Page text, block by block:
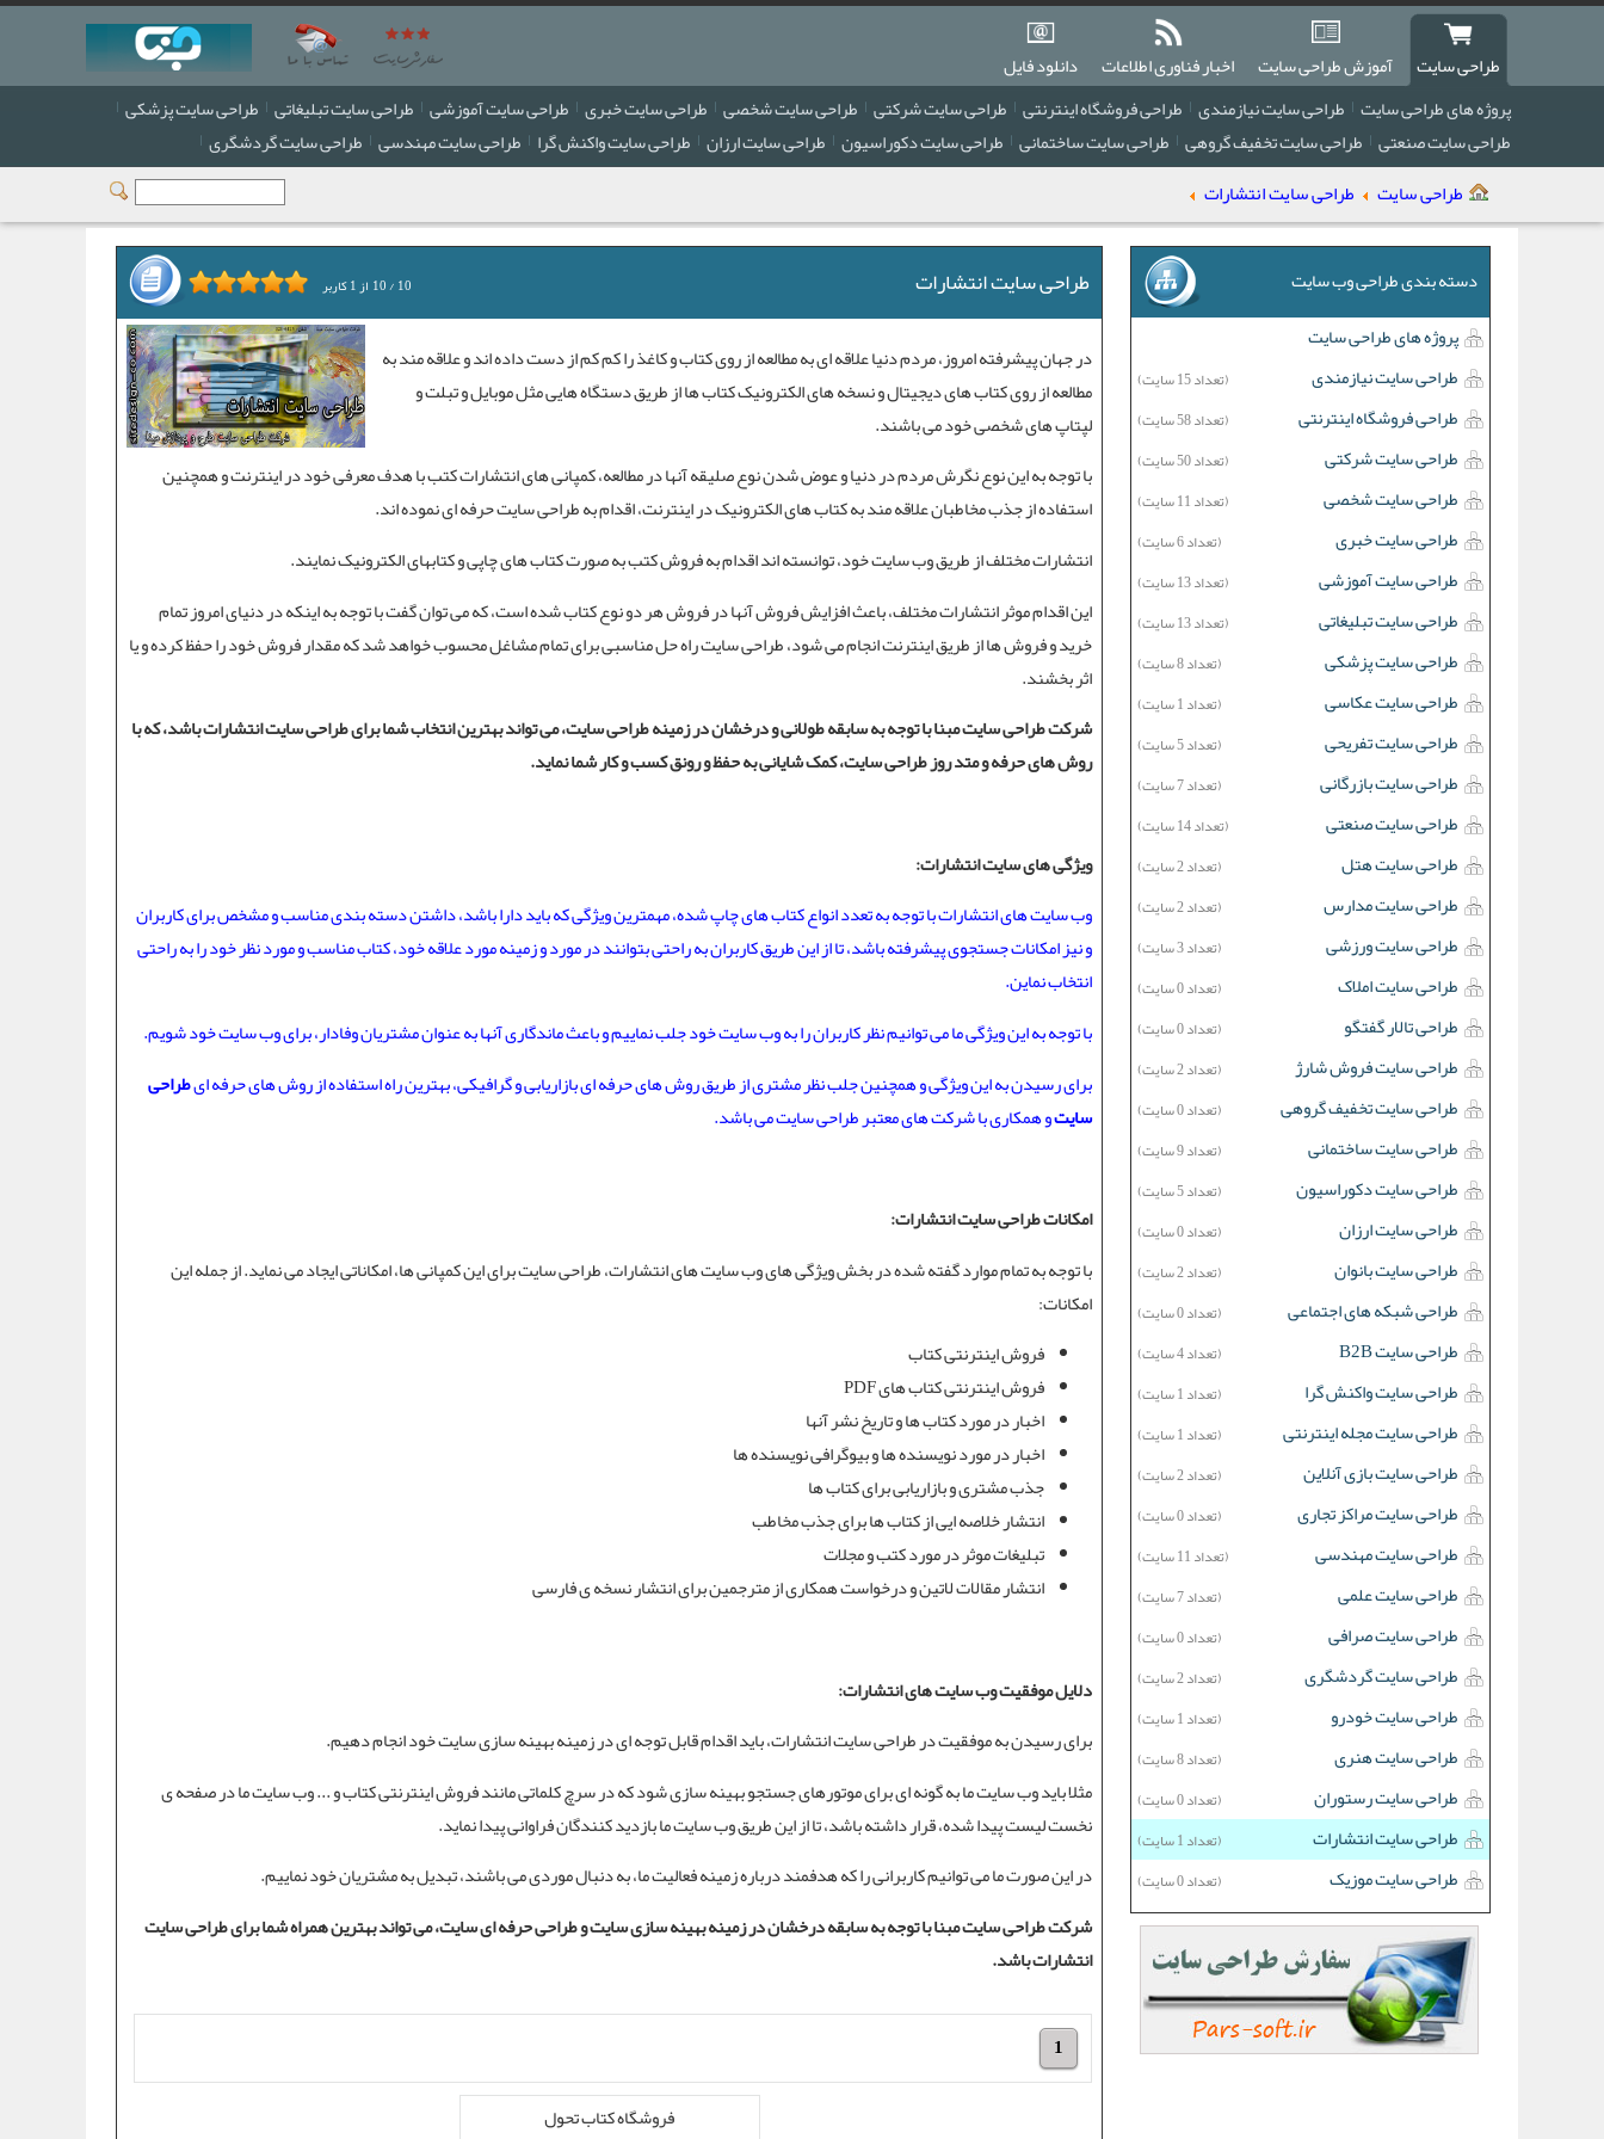
طراحی سایت آموزش طراحی سایت اخبار فناوری اطلاعات
دانلود فایل
پروژه های طراحی سایت طراحی سایت نیازمندی طراحی فروشگاه اینترنتی طراحی سایت شرکتی طراحی سایت شخصی طراحی سایت خبری طراحی سایت آموزشی طراحی سایت تبلیغاتی طراحی سایت پزشکی
طراحی سایت صنعتی طراحی سایت تخفیف گروهی طراحی سایت ساختمانی طراحی سایت دکوراسیون طراحی سایت ارزان طراحی سایت واکنش گرا طراحی سایت مهندسی طراحی سایت گردشگری
طراحی سایت طراحی سایت انتشارات
طراحی سایت انتشارات 10/10 از1کاربر
در جهان پیشرفته امروز، مردم دنیا علاقه ای به مطالعه از روی کتاب و کاغذ را کم کم از دست داده اند و علاقه مند به
مطالعه از روی کتاب های دیجیتال و نسخه های الکترونیک کتاب ها از طریق دستگاه هایی مثل موبایل و تبلت و
لپتاپ های شخصی خود می باشند.
با توجه به این نوع نگرش مردم در دنیا و عوض شدن نوع صلیقه آنها در مطالعه، کمپانی های انتشارات کتب با هدف معرفی خود در اینترنت و همچنین
استفاده از جذب مخاطبان علاقه مند به کتاب های الکترونیک در اینترنت، اقدام بهطراحی سایت حرفه اینموده اند.
انتشارات مختلف از طریق وب سایت خود، توانسته اند اقدام به فروش کتب به صورت کتاب های چاپی و کتابهای الکترونیک نمایند.
این اقدام موثر انتشارات مختلف، باعث افزایش فروش آنها در فروش هر دو نوع کتاب شده است، که می توان گفت با توجه به اینکه در دنیای امروز تمام
خرید و فروش ها از طریق اینترنت انجام می شود،طراحی سایتراه حل مناسبی برای تمام مشاغل محسوب خواهد شد که مقدار فروش خود را حفظ کرده و یا
اثر بخشند.
شرکت طراحی سایتمبنا با توجه به سابقه طولانی و درخشان در زمینه طراحی سایت، می تواند بهترین انتخاب شما برای طراحی سایت انتشارات باشد، که با
روش های حرفه و متد روز طراحی سایت، کمک شایانی به حفظ و رونق کسب و کار شما نماید.
ویژگی های سایت انتشارات:
وب سایت های انتشارات با توجه به تعدد انواع کتاب های چاپ شده، مهمترین ویژگی که باید دارا باشد، داشتن دسته بندی مناسب و مشخص برای کاربران
و نیز امکانات جستجوی پیشرفته باشد، تا از این طریق کاربران به راحتی بتوانند در مورد و زمینه مورد علاقه خود، کتاب مناسب و مورد نظر خود را به راحتی
انتخاب نماین.
با توجه به این ویژگی ما می توانیم نظر کاربران را به وب سایت خود جلب نماییم و باعث ماندگاری آنها به عنوان مشتریان وفادار، برای وب سایت خود شویم.
برای رسیدن به این ویژگی و همچنین جلب نظر مشتری از طریق روش های حرفه ای بازاریابی و گرافیکی، بهترین راه استفاده از روش های حرفه ایطراحی
سایتو همکاری با شرکت های معتبر طراحی سایت می باشد.
امکانات طراحی سایت انتشارات:
با توجه به تمام موارد گفته شده در بخش ویژگی های وب سایت های انتشارات،طراحی سایتبرای این کمپانی ها، امکاناتی ایجاد می نماید. از جمله این
امکانات:
فروش اینترنتی کتاب
فروش اینترنتی کتاب های PDF
اخبار در مورد کتاب ها و تاریخ نشر آنها
اخبار در مورد نویسنده ها و بیوگرافی نویسنده ها
جذب مشتری و بازاریابی برای کتاب ها
انتشار خلاصه ایی از کتاب ها برای جذب مخاطب
تبلیغات موثر در مورد کتب و مجلات
انتشار مقالات لاتین و درخواست همکاری از مترجمین برای انتشار نسخه ی فارسی
دلایل موفقیت وب سایت های انتشارات:
برای رسیدن به موفقیت درطراحی سایتانتشارات، باید اقدام قابل توجه ای در زمینه بهینه سازی سایت خود انجام دهیم.
مثلا باید وب سایت ما به گونه ای برای موتورهای جستجو بهینه سازی شود که در سرچ کلماتی مانند فروش اینترنتی کتاب و ... وب سایت ما در صفحه ی
نخست لیست پیدا شده، قرار داشته باشد، تا از این طریق وب سایت ما بازدید کنندگان فراوانی پیدا نماید.
در این صورت ما می توانیم کاربرانی را که هدفمند درباره زمینه فعالیت ما، به دنبال موردی می باشند، تبدیل به مشتریان خود نماییم.
شرکت طراحی سایتمبنا با توجه به سابقه درخشان در زمینه بهینه سازی سایت و طراحی حرفه ای سایت، می تواند بهترین همراه شما برای طراحی سایت
انتشارات باشد.
1
فروشگاه کتاب تحول
دسته بندی طراحی وب سایت
پروژه های طراحی سایت
طراحی سایت نیازمندی
(تعداد 15 سایت)
طراحی فروشگاه اینترنتی (تعداد 58 سایت)
طراحی سایت شرکتی (تعداد 50 سایت)
طراحی سایت شخصی (تعداد 11 سایت)
طراحی سایت خبری (تعداد 6 سایت)
طراحی سایت آموزشی (تعداد 13 سایت)
طراحی سایت تبلیغاتی (تعداد 13 سایت)
طراحی سایت پزشکی (تعداد 8 سایت)
طراحی سایت عکاسی (تعداد 1 سایت)
طراحی سایت تفریحی (تعداد 5 سایت)
طراحی سایت بازرگانی (تعداد 7 سایت)
طراحی سایت صنعتی (تعداد 14 سایت)
طراحی سایت هتل (تعداد 2 سایت)
طراحی سایت مدارس (تعداد 2 سایت)
طراحی سایت ورزشی (تعداد 3 سایت)
طراحی سایت املاک (تعداد 0 سایت)
طراحی تالار گفتگو (تعداد 0 سایت)
طراحی سایت فروش شارژ (تعداد 2 سایت)
طراحی سایت تخفیف گروهی (تعداد 0 سایت)
طراحی سایت ساختمانی (تعداد 9 سایت)
طراحی سایت دکوراسیون (تعداد 5 سایت)
طراحی سایت ارزان (تعداد 0 سایت)
طراحی سایت بانوان (تعداد 2 سایت)
طراحی شبکه های اجتماعی (تعداد 0 سایت)
طراحی سایت B2B (تعداد 4 سایت)
طراحی سایت واکنش گرا (تعداد 1 سایت)
طراحی سایت مجله اینترنتی (تعداد 1 سایت)
طراحی سایت بازی آنلاین (تعداد 2 سایت)
طراحی سایت مراکز تجاری (تعداد 0 سایت)
طراحی سایت مهندسی (تعداد 11 سایت)
طراحی سایت علمی (تعداد 7 سایت)
طراحی سایت صرافی (تعداد 0 سایت)
طراحی سایت گردشگری (تعداد 2 سایت)
طراحی سایت خودرو (تعداد 1 سایت)
طراحی سایت هنری (تعداد 8 سایت)
طراحی سایت رستوران (تعداد 0 سایت)
طراحی سایت انتشارات (تعداد 1 سایت)
طراحی سایت موزیک (تعداد 0 سایت)